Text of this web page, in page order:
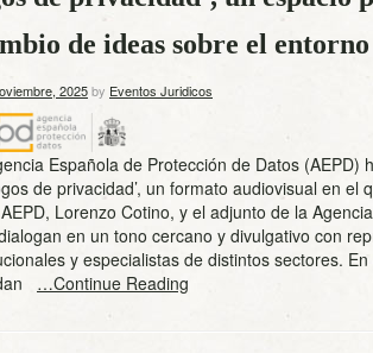
de ideas sobre el
2025by Eventos Juridicos
Española de Protección de Datos (AEPD)
de privacidad’, un formato audiovisual en el
Lorenzo Cotino, y el adjunto de la
en un tono cercano y divulgativo con
y especialistas de distintos sectores.
…Continue Reading